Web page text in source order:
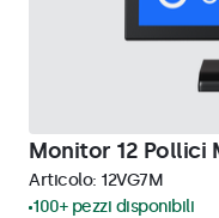
Monitor 12 Pollici
Articolo: 12VG7M
100+ pezzi disponibili